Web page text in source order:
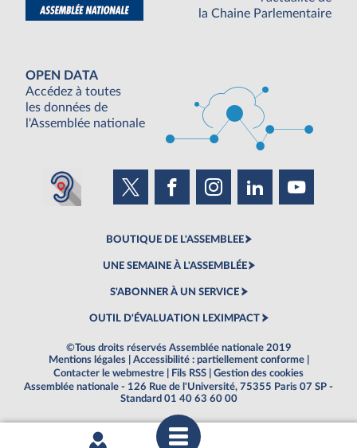
la Chaine Parlementaire
OPEN DATA
Accédez à toutes
les données de
l'Assemblée nationale
BOUTIQUE DE L'ASSEMBLEE
UNE SEMAINE À L'ASSEMBLÉE
S'ABONNER À UN SERVICE
OUTIL D'ÉVALUATION LEXIMPACT
©Tous droits réservés Assemblée nationale 2019
Mentions légales
Accessibilité : partiellement conforme
Contacter le webmestre
Fils RSS
Gestion des cookies
Assemblée nationale - 126 Rue de l'Université, 75355 Paris 07 SP -
Standard 01 40 63 60 00